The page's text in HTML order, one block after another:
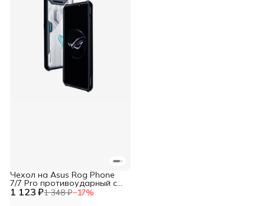
1 123 ₽1 348 ₽−17%
Чехол на Asus Rog Phone
7/7 Pro противоударный с
усиленными углами